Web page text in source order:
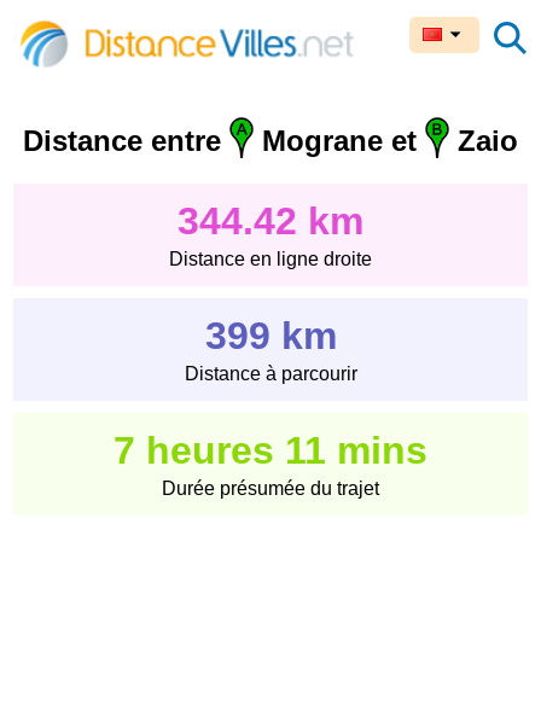
Distance entre Mograne et Zaio
344.42 km
Distance en ligne droite
399 km
Distance à parcourir
7 heures 11 mins
Durée présumée du trajet